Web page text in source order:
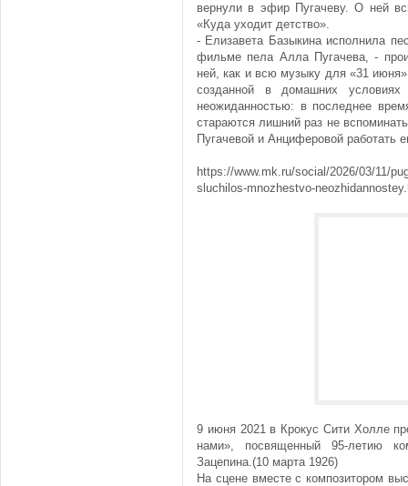
вернули в эфир Пугачеву. О ней
«Куда уходит детство».
- Елизавета Базыкина исполнила
фильме пела Алла Пугачева, -
ней, как и всю музыку для «31
созданной в домашних условиях
неожиданностью: в последнее
стараются лишний раз не
Пугачевой и Анциферовой
https://www.mk.ru/social/2026/03/11/
sluchilos-mnozhestvo-
9 июня 2021 в Крокус Сити Холле
нами», посвященный 95-летию
Зацепина.(10 марта 1926)
На сцене вместе с композитором